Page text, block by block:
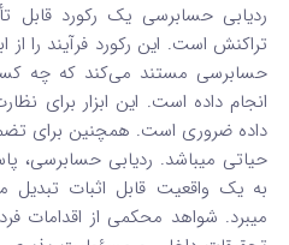
ردیابی حسابرسی یک رکورد قابل
تراکنش است. این رکورد فرآیند را از
حسابرسی مستند می‌کند که چه
انجام داده است. این ابزار برای
داده ضروری است. همچنین برای
حیاتی میباشد. ردیابی حسابرسی،
به یک واقعیت قابل اثبات تبدیل
میبرد. شواهد محکمی از اقدامات